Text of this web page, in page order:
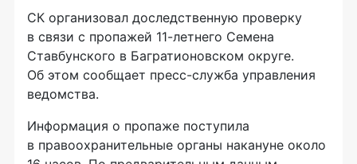
СК организовал доследственную проверку
в связи с пропажей 11-летнего Семена
Ставбунского в Багратионовском округе.
Об этом сообщает пресс-служба управления
ведомства.
Информация о пропаже поступила
в правоохранительные органы накануне около